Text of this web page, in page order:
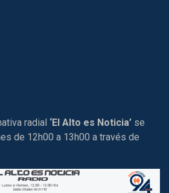
radial ‘El Alto es Noticia’ se
de 12h00 a 13h00 a través de